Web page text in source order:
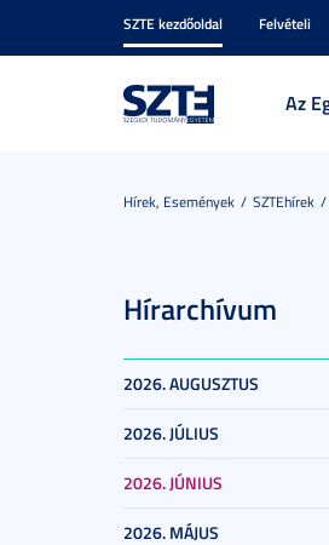
SZTE kezdőoldal Felvételi
Az
Hírek, Események SZTEhírek
Hírarchívum
2026. AUGUSZTUS
2026. JÚLIUS
2026. JÚNIUS
2026. MÁJUS